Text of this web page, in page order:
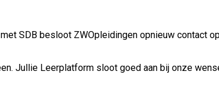
SDB besloot ZWOpleidingen opnieuw contact
Jullie Leerplatform sloot goed aan bij onze